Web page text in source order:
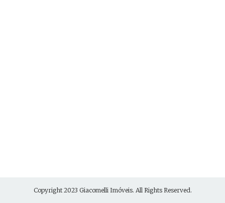
Copyright 2023 Giacomelli Imóveis. All Rights Reserved.